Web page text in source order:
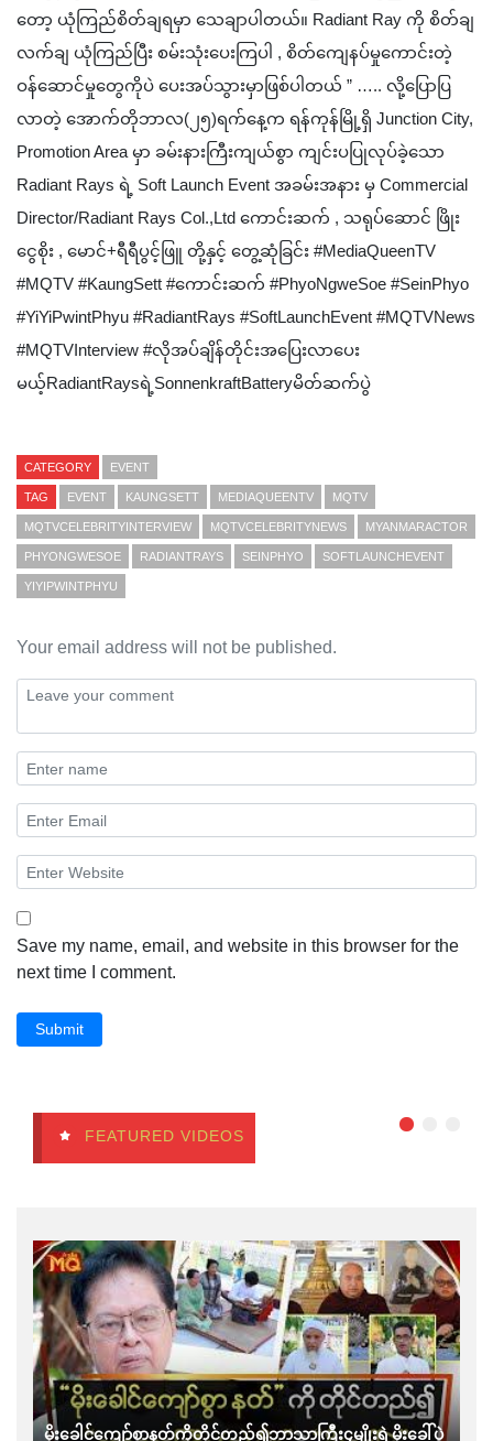
တော့ ယုံကြည်စိတ်ချရမှာ သေချာပါတယ်။ Radiant Ray ကို စိတ်ချ
လက်ချ ယုံကြည်ပြီး စမ်းသုံးပေးကြပါ , စိတ်ကျေနပ်မှုကောင်းတဲ့
ဝန်ဆောင်မှုတွေကိုပဲ ပေးအပ်သွားမှာဖြစ်ပါတယ် ” ….. လို့ပြောပြ
လာတဲ့ အောက်တိုဘာလ(၂၅)ရက်နေ့က ရန်ကုန်မြို့ရှိ Junction City,
Promotion Area မှာ ခမ်းနားကြီးကျယ်စွာ ကျင်းပပြုလုပ်ခဲ့သော
Radiant Rays ရဲ့ Soft Launch Event အခမ်းအနား မှ Commercial
Director/Radiant Rays Col.,Ltd ကောင်းဆက် , သရုပ်ဆောင် ဖြိုး
ငွေစိုး , မောင်+ရီရီပွင့်ဖြူ တို့နှင့် တွေ့ဆုံခြင်း #MediaQueenTV
#MQTV #KaungSett #ကောင်းဆက် #PhyoNgweSoe #SeinPhyo
#YiYiPwintPhyu #RadiantRays #SoftLaunchEvent #MQTVNews
#MQTVInterview #လိုအပ်ချိန်တိုင်းအပြေးလာပေး
မယ့်RadiantRaysရဲ့SonnenkraftBatteryမိတ်ဆက်ပွဲ
CATEGORY EVENT
TAG EVENT KAUNGSETT MEDIAQUEENTV MQTV
MQTVCELEBRITYINTERVIEW MQTVCELEBRITYNEWS MYANMARACTOR
PHYONGWESOE RADIANTRAYS SEINPHYO SOFTLAUNCHEVENT
YIYIPWINTPHYU
Your email address will not be published.
Save my name, email, and website in this browser for the
next time I comment.
Submit
FEATURED VIDEOS
မိုးခေါင်ကျော်စွာနတ်ကိုတိုင်တည်၍ဘာသာကြီး၄မျိုးရဲ့မိုးခေါ်ပွဲ